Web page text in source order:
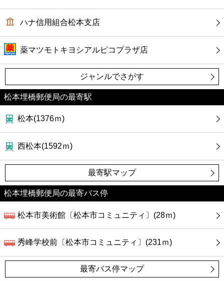
ハナ信用組合松本支店
薬マツモトキヨシアルピコプラザ店
ジャンルでさがす
松本埋橋郵便局の最寄駅
松本(1376ｍ)
西松本(1592ｍ)
最寄駅マップ
松本埋橋郵便局の最寄バス停
松本市美術館〔松本市コミュニティ〕(28ｍ)
秀峰学校前〔松本市コミュニティ〕(231ｍ)
最寄バス停マップ